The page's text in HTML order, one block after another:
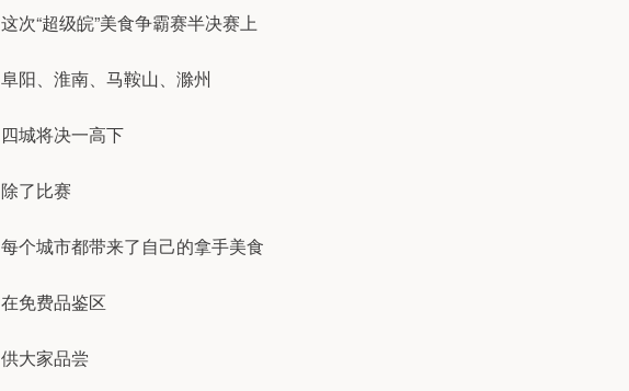
这次“超级皖”美食争霸赛半决赛上
阜阳、淮南、马鞍山、滁州
四城将决一高下
除了比赛
每个城市都带来了自己的拿手美食
在免费品鉴区
供大家品尝